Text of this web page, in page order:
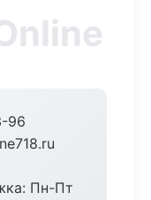
96
Пн-Пт